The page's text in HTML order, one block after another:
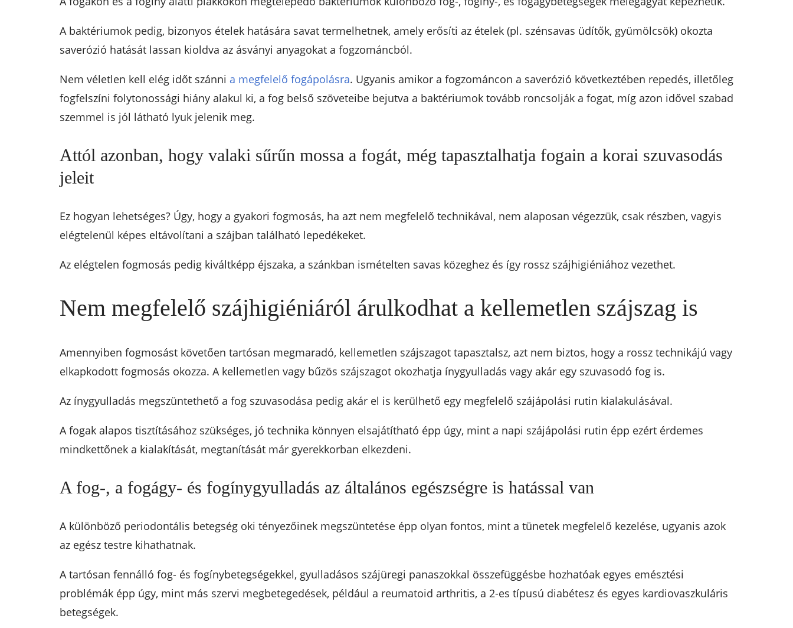
A baktériumok pedig, bizonyos ételek hatására savat termelhetnek, amely erősíti az ételek (pl. szénsavas üdítők, gyümölcsök) okozta
saverózió hatását lassan kioldva az ásványi anyagokat a fogzománcból.
Nem véletlen kell elég időt szánni a megfelelő fogápolásra. Ugyanis amikor a fogzománcon a saverózió következtében repedés, illetőleg
fogfelszíni folytonossági hiány alakul ki, a fog belső szöveteibe bejutva a baktériumok tovább roncsolják a fogat, míg azon idővel szabad
szemmel is jól látható lyuk jelenik meg.
Attól azonban, hogy valaki sűrűn mossa a fogát, még tapasztalhatja fogain a korai szuvasodás
jeleit
Ez hogyan lehetséges? Úgy, hogy a gyakori fogmosás, ha azt nem megfelelő technikával, nem alaposan végezzük, csak részben, vagyis
elégtelenül képes eltávolítani a szájban található lepedékeket.
Az elégtelen fogmosás pedig kiváltképp éjszaka, a szánkban ismételten savas közeghez és így rossz szájhigiéniához vezethet.
Nem megfelelő szájhigiéniáról árulkodhat a kellemetlen szájszag is
Amennyiben fogmosást követően tartósan megmaradó, kellemetlen szájszagot tapasztalsz, azt nem biztos, hogy a rossz technikájú vagy
elkapkodott fogmosás okozza. A kellemetlen vagy bűzös szájszagot okozhatja ínygyulladás vagy akár egy szuvasodó fog is.
Az ínygyulladás megszüntethető a fog szuvasodása pedig akár el is kerülhető egy megfelelő szájápolási rutin kialakulásával.
A fogak alapos tisztításához szükséges, jó technika könnyen elsajátítható épp úgy, mint a napi szájápolási rutin épp ezért érdemes
mindkettőnek a kialakítását, megtanítását már gyerekkorban elkezdeni.
A fog-, a fogágy- és fogínygyulladás az általános egészségre is hatással van
A különböző periodontális betegség oki tényezőinek megszüntetése épp olyan fontos, mint a tünetek megfelelő kezelése, ugyanis azok
az egész testre kihathatnak.
A tartósan fennálló fog- és fogínybetegségekkel, gyulladásos szájüregi panaszokkal összefüggésbe hozhatóak egyes emésztési
problémák épp úgy, mint más szervi megbetegedések, például a reumatoid arthritis, a 2-es típusú diabétesz és egyes kardiovaszkuláris
betegségek.